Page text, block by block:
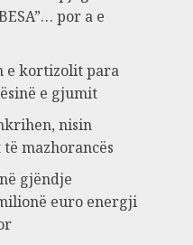
por a e
e kortizolit para
e gjumit
nisin
mazhorancës
gjëndje
euro energji